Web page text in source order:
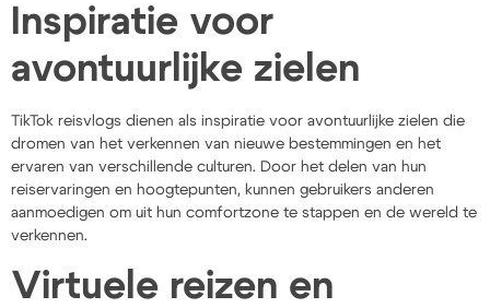
Inspiratie voor
avontuurlijke zielen
TikTok reisvlogs dienen als inspiratie voor avontuurlijke zielen die
dromen van het verkennen van nieuwe bestemmingen en het
ervaren van verschillende culturen. Door het delen van hun
reiservaringen en hoogtepunten, kunnen gebruikers anderen
aanmoedigen om uit hun comfortzone te stappen en de wereld te
verkennen.
Virtuele reizen en